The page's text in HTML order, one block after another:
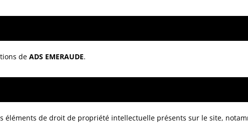
de ADS EMERAUDE.
de droit de propriété intellectuelle présents sur le site,